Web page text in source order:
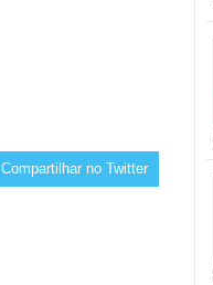
Compartilhar no Twitter